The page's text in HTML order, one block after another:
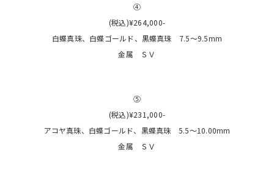
④
(税込)¥264,000-
白蝶真珠、白蝶ゴールド、黒蝶真珠 7.5〜9.5mm
金属 ＳＶ
⑤
(税込)¥231,000-
アコヤ真珠、白蝶ゴールド、黒蝶真珠 5.5〜10.00mm
金属 ＳＶ